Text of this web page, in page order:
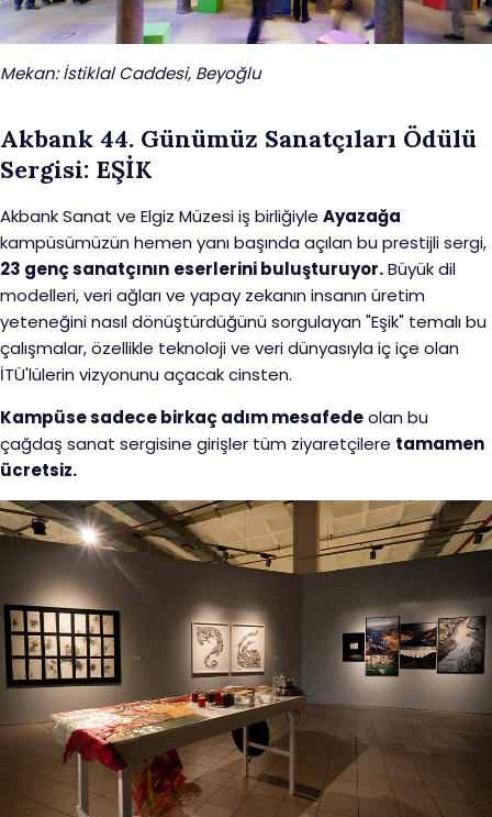
Mekan: İstiklal Caddesi, Beyoğlu
Akbank 44. Günümüz Sanatçıları Ödülü
Sergisi: EŞİK
Akbank Sanat ve Elgiz Müzesi iş birliğiyle Ayazağa
kampüsümüzün hemen yanı başında açılan bu prestijli sergi,
23 genç sanatçının eserlerini buluşturuyor.Büyük dil
modelleri, veri ağları ve yapay zekanın insanın üretim
yeteneğini nasıl dönüştürdüğünü sorgulayan "Eşik" temalı bu
çalışmalar, özellikle teknoloji ve veri dünyasıyla iç içe olan
İTÜ'lülerin vizyonunu açacak cinsten.
Kampüse sadece birkaç adım mesafedeolan bu
çağdaş sanat sergisine girişler tüm ziyaretçilere tamamen
ücretsiz.